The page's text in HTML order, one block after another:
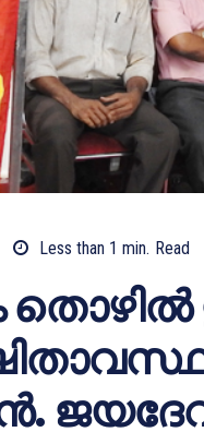
Less than 1 min. Read